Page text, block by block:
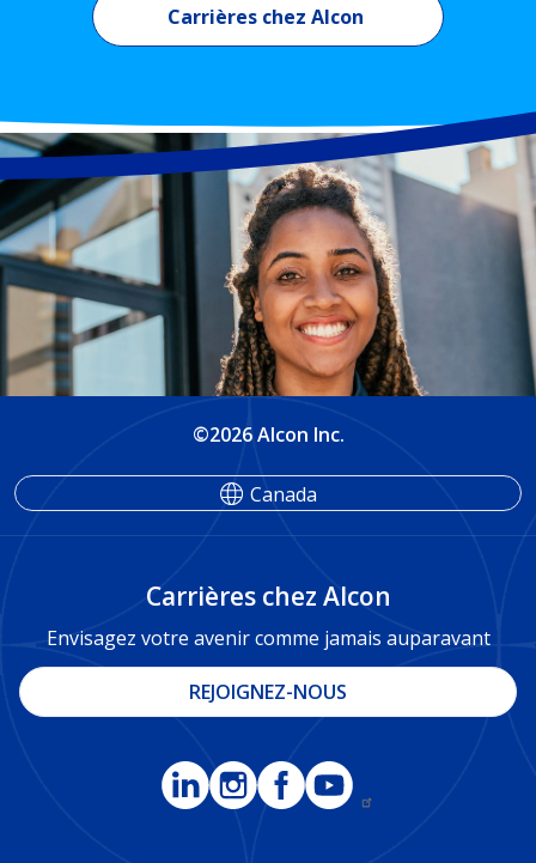
Carrières chez Alcon
©2026 Alcon Inc.
Carrières chez Alcon
Envisagez votre avenir comme jamais auparavant
REJOIGNEZ-NOUS
Canada